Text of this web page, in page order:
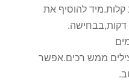
להוסיף את
ממש רכים.אפשר